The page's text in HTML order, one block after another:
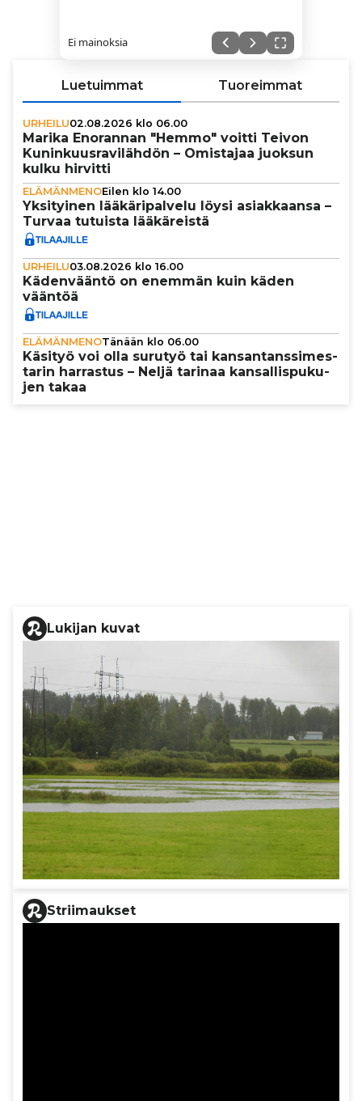
Ei mainoksia
Luetuimmat Tuoreimmat
URHEILU02.08.2026 klo 06.00
Marika Enorannan "Hemmo" voitti Teivon
Kunin­kuus­ra­vi­läh­dön – Omistajaa juoksun
kulku hirvitti
ELÄMÄNMENOEilen klo 14.00
Yksi­tyi­nen lää­kä­ri­pal­velu löysi asi­ak­kaansa –
Turvaa tutuista lää­kä­reistä
URHEILU03.08.2026 klo 16.00
Käden­vääntö on enemmän kuin käden
vääntöä
ELÄMÄNMENOTänään klo 06.00
Käsityö voi olla surutyö tai kan­san­tans­si­mes­
ta­rin harrastus – Neljä tarinaa kan­sal­lis­pu­ku­
jen takaa
Lukijan kuvat
Striimaukset